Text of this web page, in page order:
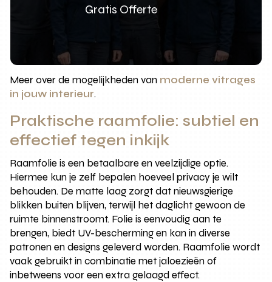
Gratis Offerte
Meer over de mogelijkheden van moderne vitrages
in jouw interieur.
Praktische raamfolie: subtiel en
effectief tegen inkijk
Raamfolie is een betaalbare en veelzijdige optie.
Hiermee kun je zelf bepalen hoeveel privacy je wilt
behouden. De matte laag zorgt dat nieuwsgierige
blikken buiten blijven, terwijl het daglicht gewoon de
ruimte binnenstroomt. Folie is eenvoudig aan te
brengen, biedt UV-bescherming en kan in diverse
patronen en designs geleverd worden. Raamfolie wordt
vaak gebruikt in combinatie met jaloezieën of
inbetweens voor een extra gelaagd effect.